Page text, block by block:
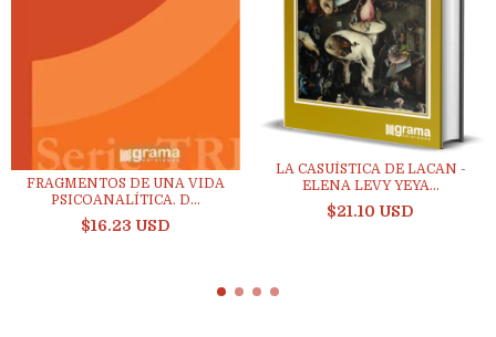
FRAGMENTOS DE UNA VIDA
PSICOANALÍTICA. D...
$16.23 USD
LA CASUÍSTICA DE LACAN -
ELENA LEVY YEYA...
$21.10 USD